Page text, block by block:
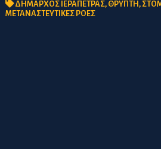
ΔΗΜΑΡΧΟΣ ΙΕΡΑΠΕΤΡΑΣ, ΘΡΥΠΤΗ,
ΜΕΤΑΝΑΣΤΕΥΤΙΚΕΣ ΡΟΕΣ